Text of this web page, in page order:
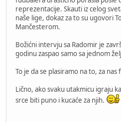
reprezentacije. Skauti iz celog
naše lige, dokaz za to su ugovori
Mančesterom.
Božićni intervju sa Radomir je
godinu zaspao samo sa jednom
To je da se plasiramo na to, za
Lično, ako svaku utakmicu igraju
srce biti puno i kucaće za njih.